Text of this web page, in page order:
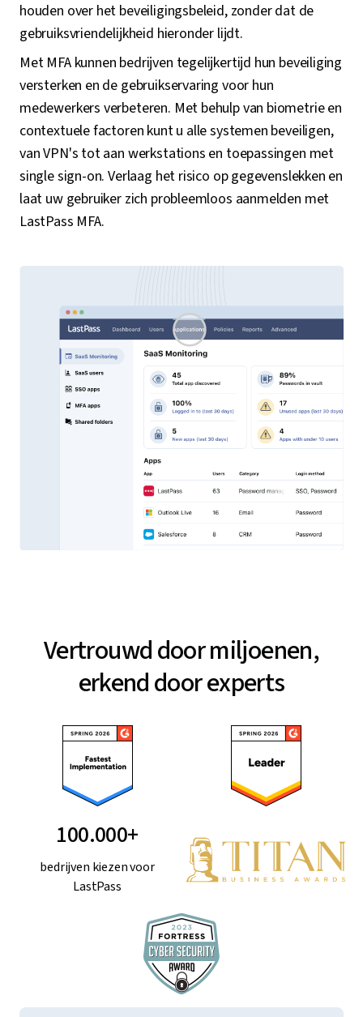
houden over het beveiligingsbeleid, zonder dat de
gebruiksvriendelijkheid hieronder lijdt.
Met MFA kunnen bedrijven tegelijkertijd hun beveiliging
versterken en de gebruikservaring voor hun
medewerkers verbeteren. Met behulp van biometrie en
contextuele factoren kunt u alle systemen beveiligen,
van VPN's tot aan werkstations en toepassingen met
single sign-on. Verlaag het risico op gegevenslekken en
laat uw gebruiker zich probleemloos aanmelden met
LastPass MFA.
Vertrouwd door miljoenen,
erkend door experts
100.000+
bedrijven kiezen voor
LastPass